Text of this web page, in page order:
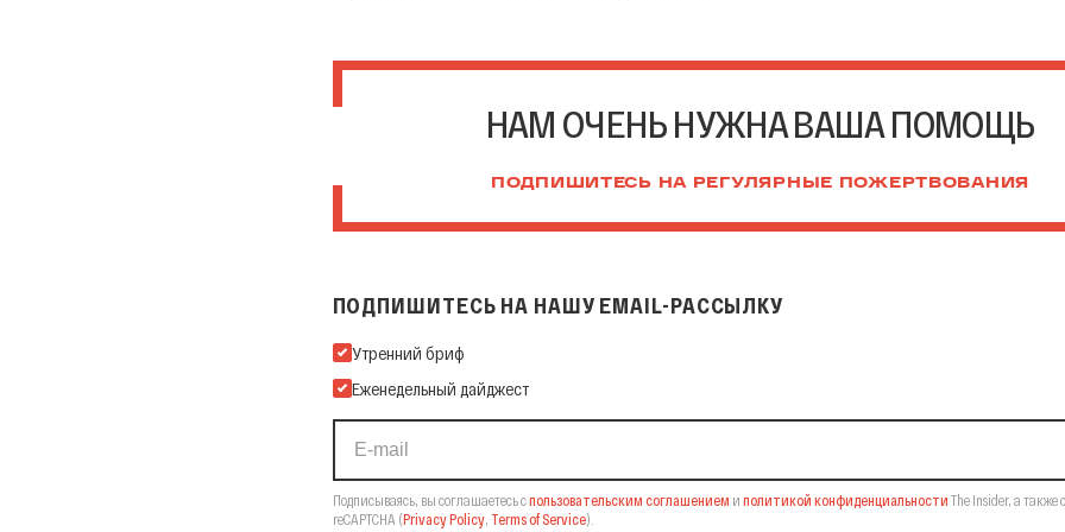
НАМ ОЧЕНЬ НУЖНА ВАША ПОМОЩЬ
ПОДПИШИТЕСЬ НА РЕГУЛЯРНЫЕ ПОЖЕРТВОВАНИЯ
ПОДПИШИТЕСЬ НА НАШУ EMAIL-РАССЫЛКУ
Подпишитесь на нашу Email-рассылку
Утренний бриф
Еженедельный дайджест
Подписываясь, вы соглашаетесь спользовательским соглашением и политикой конфиденциальности The Insider, а также
reCAPTCHA (Privacy Policy, Terms of Service).